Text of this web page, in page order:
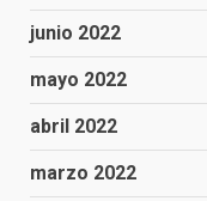
junio 2022
mayo 2022
abril 2022
marzo 2022